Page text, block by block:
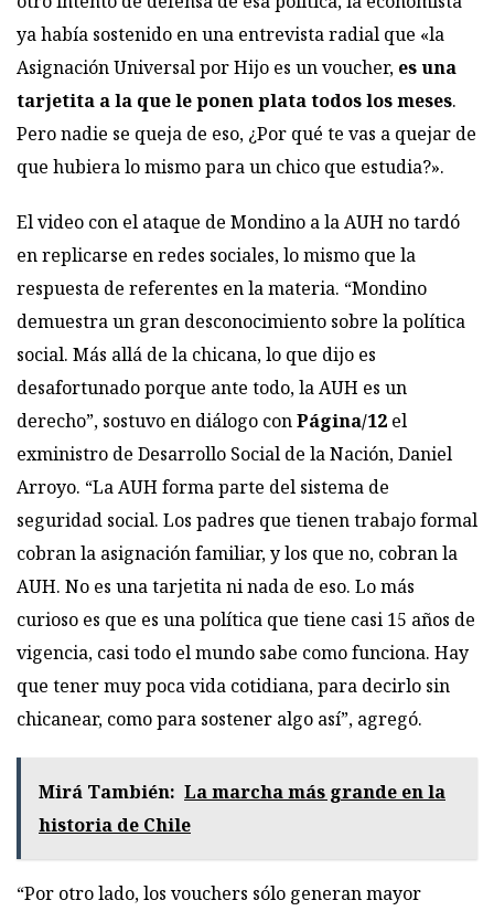
ya había sostenido en una entrevista radial que «la
Asignación Universal por Hijo es un voucher, es una
tarjetita a la que le ponen platatodos los meses.
Pero nadie se queja de eso, ¿Por qué te vas a quejar de
que hubiera lo mismo para un chico que estudia?».
El video con el ataque de Mondino a la AUH no tardó
en replicarse en redes sociales, lo mismo que la
respuesta de referentes en la materia. “Mondino
demuestra un gran desconocimiento sobre la política
social. Más allá de la chicana, lo que dijo es
desafortunado porque ante todo, la AUH es un
derecho”, sostuvo en diálogo conPágina/12 el
exministro de Desarrollo Social de la Nación, Daniel
Arroyo. “La AUH forma parte del sistema de
seguridad social. Los padres que tienen trabajo formal
cobran la asignación familiar, y los que no, cobran la
AUH. No es una tarjetita ni nada de eso. Lo más
curioso es que es una política que tiene casi 15 años de
vigencia, casi todo el mundo sabe como funciona. Hay
que tener muy poca vida cotidiana, para decirlo sin
chicanear, como para sostener algo así”, agregó.
Mirá También: La marcha más grande en la
historia de Chile
“Por otro lado, los vouchers sólo generan mayor